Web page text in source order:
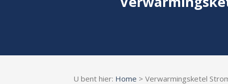
U bent hier: Home > Verwarmingsketel